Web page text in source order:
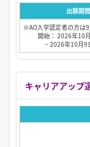
出願期間
※AO入学認定者の方は
開始： 2026年10
~ 2026年10月9